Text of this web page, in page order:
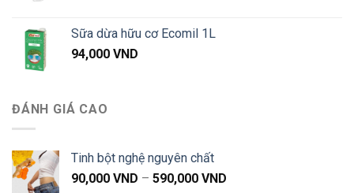
Sữa dừa hữu cơ Ecomil 1L
94,000 VND
ĐÁNH GIÁ CAO
Tinh bột nghệ nguyên chất
90,000 VND – 590,000 VND